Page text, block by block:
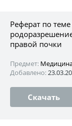
Реферат по
правой почки
Предмет:
Добавлено:
Скачать